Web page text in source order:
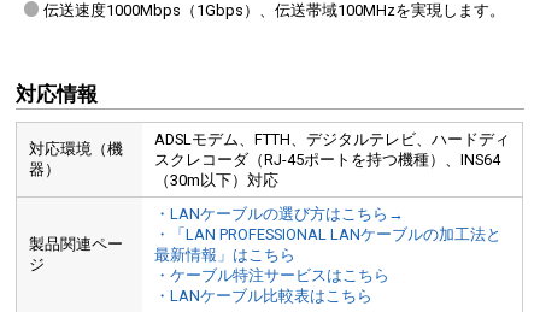
伝送速度1000Mbps（1Gbps）、伝送帯域100MHzを実現します。
対応情報
対応環境（機
器）
ADSLモデム、FTTH、デジタルテレビ、ハードディ
スクレコーダ（RJ-45ポートを持つ機種）、INS64
（30m以下）対応
製品関連ペー
ジ
・LANケーブルの選び方はこちら→
・「LAN PROFESSIONAL LANケーブルの加工法と
最新情報」はこちら
・ケーブル特注サービスはこちら
・LANケーブル比較表はこちら